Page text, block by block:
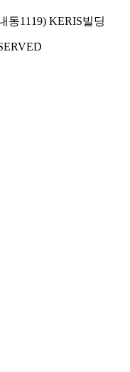
동1119) KERIS빌딩